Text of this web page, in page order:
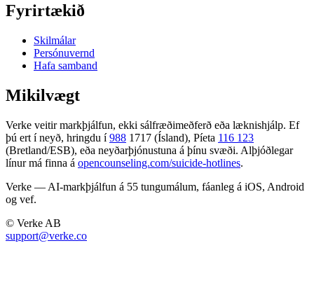
Fyrirtækið
Skilmálar
Persónuvernd
Hafa samband
Mikilvægt
Verke veitir markþjálfun, ekki sálfræðimeðferð eða læknishjálp. Ef
þú ert í neyð, hringdu í 988 1717 (Ísland), Píeta 116 123
(Bretland/ESB), eða neyðarþjónustuna á þínu svæði. Alþjóðlegar
línur má finna á opencounseling.com/suicide-hotlines.
Verke — AI-markþjálfun á 55 tungumálum, fáanleg á iOS, Android
og vef.
© Verke AB
support@verke.co